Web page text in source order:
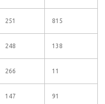
251 815
248 138
266 11
147 91